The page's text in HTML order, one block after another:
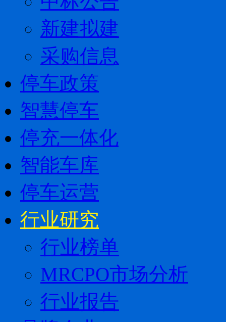
新建拟建
采购信息
停车政策
智慧停车
停充一体化
智能车库
停车运营
行业研究
行业榜单
MRCPO市场分析
行业报告